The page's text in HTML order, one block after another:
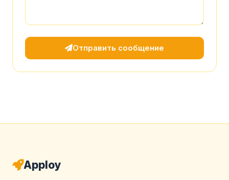
Отправить сообщение
Apploy